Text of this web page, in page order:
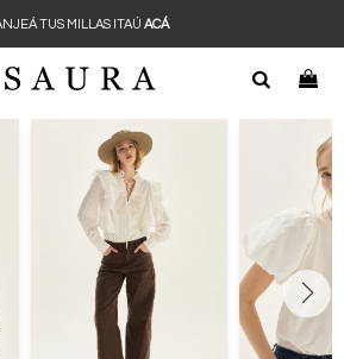
TUS MILLAS ITAÚ ACÁ